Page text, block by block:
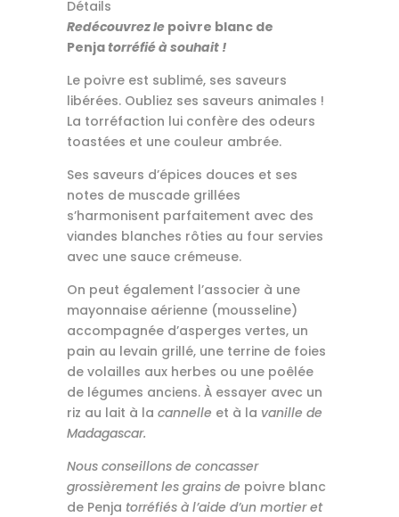
Détails
Redécouvrez le poivre blanc de
Penjatorréfié à souhait !
Le poivre est sublimé, ses saveurs
libérées. Oubliez ses saveurs animales !
La torréfaction lui confère des odeurs
toastées et une couleur ambrée.
Ses saveurs d’épices douces et ses
notes de muscade grillées
s’harmonisent parfaitement avec des
viandes blanches rôties au four servies
avec une sauce crémeuse.
On peut également l’associer à une
mayonnaise aérienne (mousseline)
accompagnée d’asperges vertes, un
pain au levain grillé, une terrine de foies
de volailles aux herbes ou une poêlée
de légumes anciens. À essayer avec un
riz au lait à la cannelle et à la vanille de
Madagascar.
Nous conseillons de concasser
grossièrement les grains de poivre blanc
de Penja torréfiés à l’aide d’un mortier et